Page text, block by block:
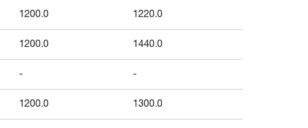
1200.0 1220.0
1200.0 1440.0
- -
1200.0 1300.0